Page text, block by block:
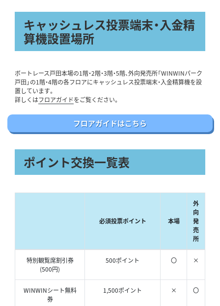
キャッシュレス投票端末・入金精
算機設置場所
ボートレース戸田本場の1階・2階・3階・5階、外向発売所「WINWINパーク
戸田」の1階・4階の各フロアにキャッシュレス投票端末・入金精算機を設
置しています。
詳しくはフロアガイドをご覧ください。
フロアガイドはこちら
ポイント交換一覧表
必須投票ポイント 本場
外
向
発
売
所
特別観覧席割引券
(500円)
500ポイント 〇 ×
WINWINシート無料
券
1,500ポイント × 〇